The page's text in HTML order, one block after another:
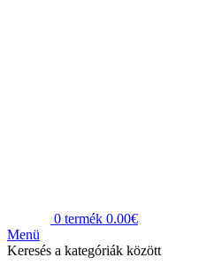
0 termék 0.00€
Menü
Keresés a kategóriák között